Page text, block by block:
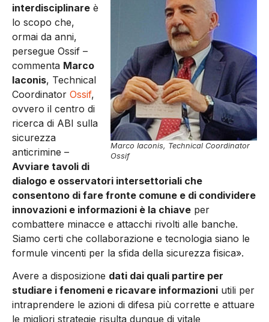
Marco Iaconis, Technical Coordinator
Ossif
interdisciplinare è
lo scopo che,
ormai da anni,
persegue Ossif –
commenta Marco
Iaconis, Technical
Coordinator Ossif,
ovvero il centro di
ricerca di ABI sulla
sicurezza
anticrimine –
Avviare tavoli di
dialogo e osservatori intersettoriali che
consentono di fare fronte comune e di condividere
innovazioni e informazioni è la chiave per
combattere minacce e attacchi rivolti alle banche.
Siamo certi che collaborazione e tecnologia siano le
formule vincenti per la sfida della sicurezza fisica».
Avere a disposizione dati dai quali partire per
studiare i fenomeni e ricavare informazioni utili per
intraprendere le azioni di difesa più corrette e attuare
le migliori strategie risulta dunque di vitale